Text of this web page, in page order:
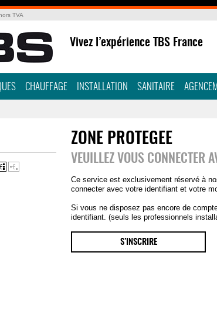
TVA
Vivez l’expérience TBS France
CHAUFFAGE INSTALLATION SANITAIRE
ZONE PROTEGEE
VEUILLEZ VOUS CONNECTER
Ce service est exclusivement réservé à
connecter avec votre identifiant et votre
Si vous ne disposez pas encore de
identifiant. (seuls les professionnels
S’INSCRIRE